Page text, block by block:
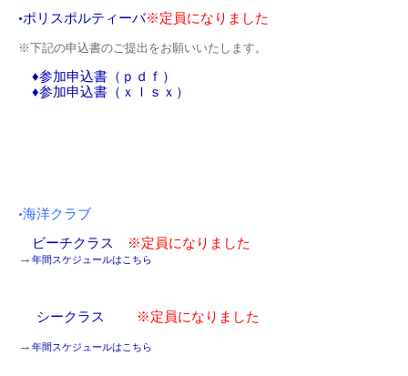
•ポリスポルティーバ※定員になりました
※下記の申込書のご提出をお願いいたします。
♦参加申込書（ｐｄｆ）
♦参加申込書（ｘｌｓｘ）
•海洋クラブ
ビーチクラス
※定員になりました
→ 年間スケジュールはこちら
シークラス
※定員になりました
→ 年間スケジュールはこちら